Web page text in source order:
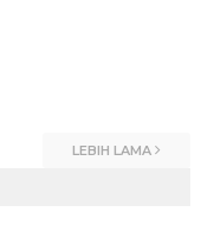
LEBIH LAMA